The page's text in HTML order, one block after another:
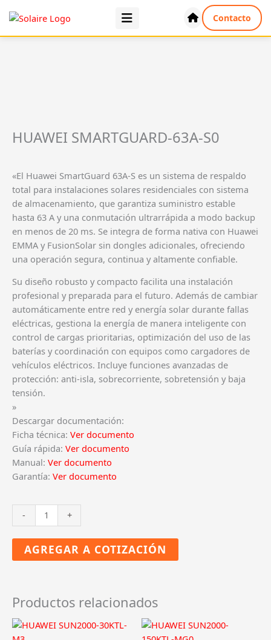
contenido
Contacto
HUAWEI SMARTGUARD-63A-S0
«El Huawei SmartGuard 63A-S es un sistema de respaldo
total para instalaciones solares residenciales con sistema
de almacenamiento, que garantiza suministro estable
hasta 63 A y una conmutación ultrarrápida a modo backup
en menos de 20 ms. Se integra de forma nativa con Huawei
EMMA y FusionSolar sin dongles adicionales, ofreciendo
una operación segura, continua y altamente confiable.
Su diseño robusto y compacto facilita una instalación
profesional y preparada para el futuro. Además de cambiar
automáticamente entre red y energía solar durante fallas
eléctricas, gestiona la energía de manera inteligente con
control de cargas prioritarias, optimización del uso de las
baterías y coordinación con equipos como cargadores de
vehículos eléctricos. Incluye funciones avanzadas de
protección: anti-isla, sobrecorriente, sobretensión y baja
tensión.
»
Descargar documentación:
Ficha técnica: Ver documento
Guía rápida: Ver documento
Manual: Ver documento
Garantía: Ver documento
-
HUAWEI
SMARTGUARD-
63A-
+
AGREGAR A COTIZACIÓN
Productos relacionados